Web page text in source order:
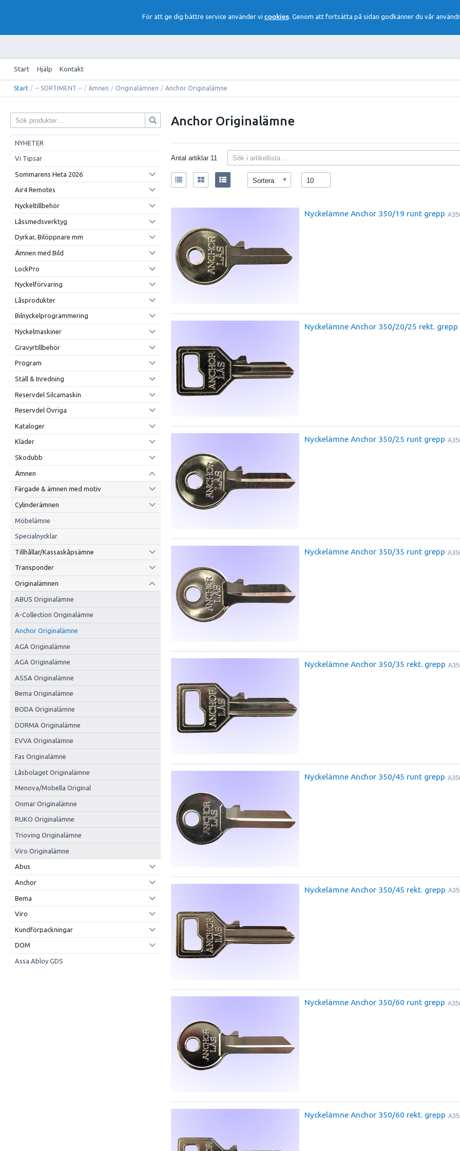
För att ge dig bättre service använder vi cookies. Genom att fortsätta på sidan godkänner du vår
Start Hjälp Kontakt
Start / -- SORTIMENT -- / Ämnen / Originalämnen / Anchor Originalämne
NYHETER
Vi Tipsar
Sommarens Heta 2026
Air4 Remotes
Nyckeltillbehör
Låssmedsverktyg
Dyrkar, Bilöppnare mm
Ämnen med Bild
LockPro
Nyckelförvaring
Låsprodukter
Bilnyckelprogrammering
Nyckelmaskiner
Gravyrtillbehör
Program
Ställ & Inredning
Reservdel Silcamaskin
Reservdel Övriga
Kataloger
Kläder
Skodubb
Ämnen
Färgade & ämnen med motiv
Cylinderämnen
Möbelämne
Specialnycklar
Tillhållar/Kassaskåpsämne
Transponder
Originalämnen
ABUS Originalämne
A-Collection Originalämne
Anchor Originalämne
AGA Originalämne
AGA Originalämne
ASSA Originalämne
Bema Originalämne
BODA Originalämne
DORMA Originalämne
EVVA Originalämne
Fas Originalämne
Låsbolaget Originalämne
Menova/Mobella Original
Onmar Originalämne
RUKO Originalämne
Trioving Originalämne
Viro Originalämne
Abus
Anchor
Bema
Viro
Kundförpackningar
DOM
Assa Abloy GDS
Anchor Originalämne
Antal artiklar 11
Sortera 10
Nyckelämne Anchor 350/19 runt grepp
Nyckelämne Anchor 350/20/25 rekt. grepp
Nyckelämne Anchor 350/25 runt grepp
Nyckelämne Anchor 350/35 runt grepp
Nyckelämne Anchor 350/35 rekt. grepp
Nyckelämne Anchor 350/45 runt grepp
Nyckelämne Anchor 350/45 rekt. grepp
Nyckelämne Anchor 350/60 runt grepp
Nyckelämne Anchor 350/60 rekt. grepp